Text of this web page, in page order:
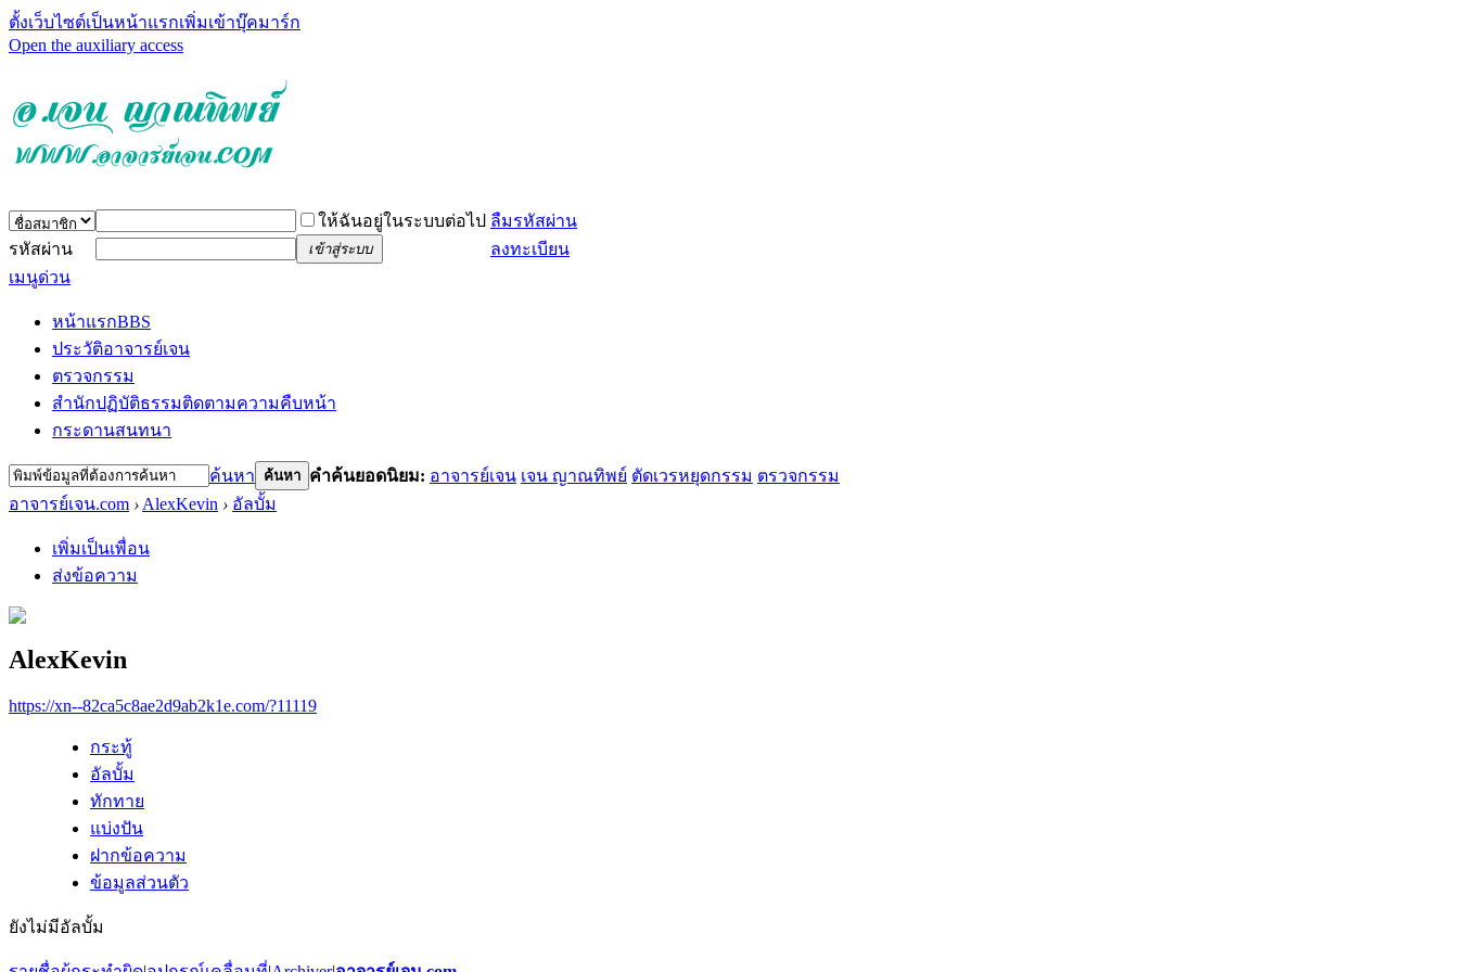
ตั้งเว็บไซต์เป็นหน้าแรกเพิ่มเข้าบุ๊คมาร์ก
Open the auxiliary access
ให้ฉันอยู่ในระบบต่อไป ลืมรหัสผ่าน
รหัสผ่าน
เข้าสู่ระบบ
ลงทะเบียน
เมนูด่วน
หน้าแรกBBS
ประวัติอาจารย์เจน
ตรวจกรรม
สำนักปฏิบัติธรรมติดตามความคืบหน้า
กระดานสนทนา
ค้นหา ค้นหา คำค้นยอดนิยม: อาจารย์เจน เจน ญาณทิพย์ ตัดเวรหยุดกรรม ตรวจกรรม
อาจารย์เจน.com › AlexKevin › อัลบั้ม
เพิ่มเป็นเพื่อน
ส่งข้อความ
AlexKevin
https://xn--82ca5c8ae2d9ab2k1e.com/?11119
กระทู้
อัลบั้ม
ทักทาย
แบ่งปัน
ฝากข้อความ
ข้อมูลส่วนตัว
ยังไม่มีอัลบั้ม